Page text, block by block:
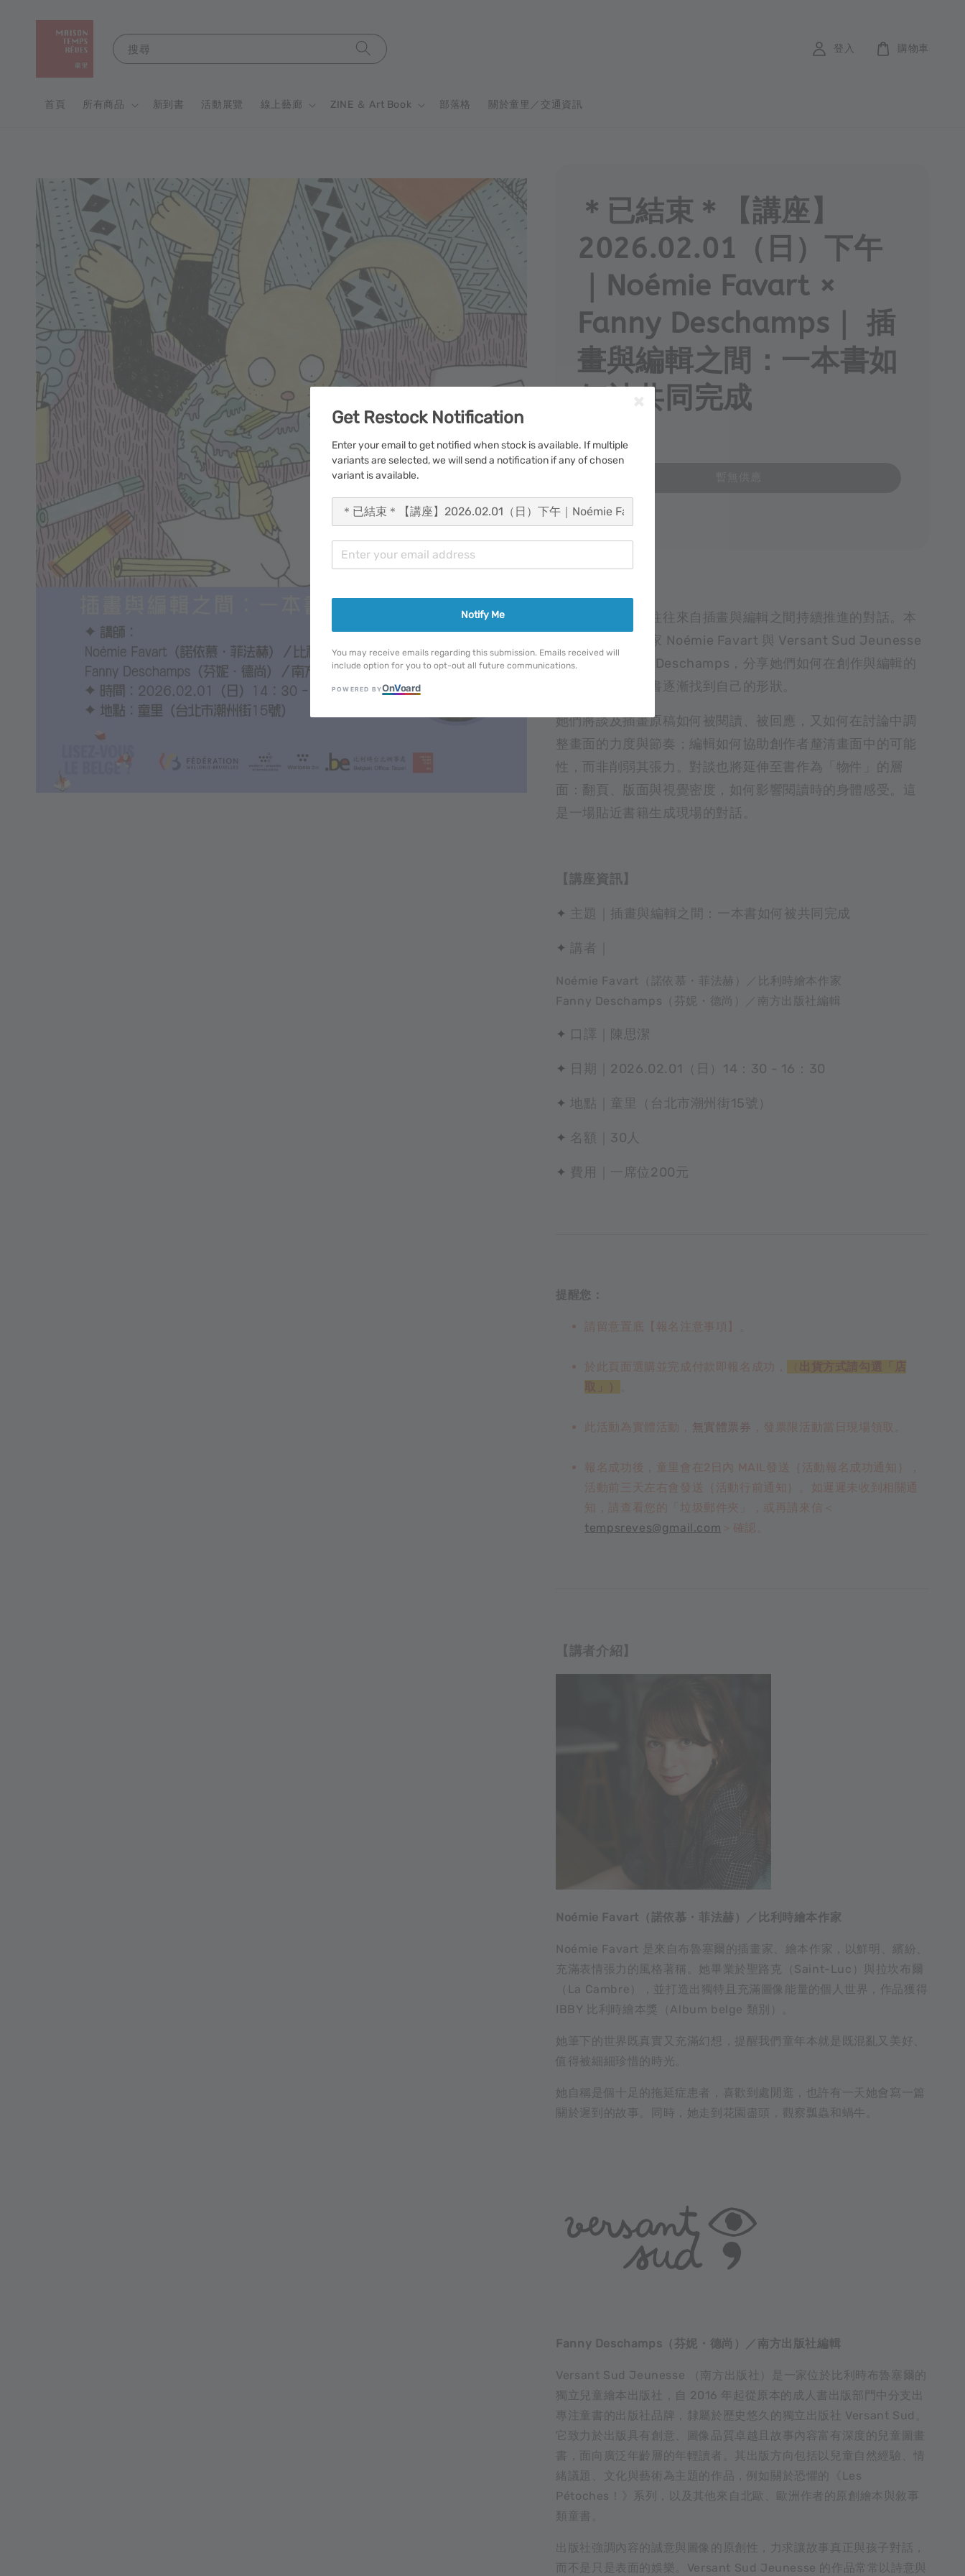
搜尋
首頁 所有商品 新到書 活動展覽 線上藝廊 ZINE ＆ Art Book 部落格 關於童里／交通資訊
登入 購物車
＊已結束＊【講座】
2026.02.01（日）下午
｜Noémie Favart ×
Fanny Deschamps｜ 插
畫與編輯之間：一本書如
何被共同完成
分享
一本書的完成，往往來自插畫與編輯之間持續推進的對話。本
場對談邀請插畫家 Noémie Favart 與 Versant Sud Jeunesse
童書編輯 Fanny Deschamps，分享她們如何在創作與編輯的
往返中，讓一本書逐漸找到自己的形狀。
她們將談及插畫原稿如何被閱讀、被回應，又如何在討論中調
整畫面的力度與節奏；編輯如何協助創作者釐清畫面中的可能
性，而非削弱其張力。對談也將延伸至書作為「物件」的層
面：翻頁、版面與視覺密度，如何影響閱讀時的身體感受。這
是一場貼近書籍生成現場的對話。
【講座資訊】
✦ 主題｜插畫與編輯之間：一本書如何被共同完成
✦ 講者｜
Noémie Favart（諾依慕・菲法赫）／比利時繪本作家
Fanny Deschamps（芬妮・德尚）／南方出版社編輯
✦ 口譯｜陳思潔
✦ 日期｜2026.02.01（日）14：30 - 16：30
✦ 地點｜童里（台北市潮州街15號）
✦ 名額｜30人
✦ 費用｜一席位200元
提醒您：
請留意置底【報名注意事項】。
於此頁面選購並完成付款即報名成功，
此活動為實體活動， 無實體票券 ，發票限活動當日現場領取。
報名成功後，童里會在2日內 MAIL發送｛活動報名成功通知｝，
活動前三天左右會發送｛活動行前通知｝。如遲遲未收到相關通
知，請查看您的「垃圾郵件夾」，或再請來信＜
tempsreves@gmail.com ＞確認。
【講者介紹】
Noémie Favart（諾依慕・菲法赫）／比利時繪本作家
Noémie Favart 是來自布魯塞爾的插畫家、繪本作家，以鮮明、繽紛、
充滿表情張力的風格著稱。她畢業於聖路克（Saint-Luc）與拉坎布爾
（La Cambre），並打造出獨特且充滿圖像能量的個人世界，作品獲得
IBBY 比利時繪本獎（Album belge 類別）。
她筆下的世界既真實又充滿幻想，提醒我們童年本就是既混亂又美好、
值得被細細珍惜的時光。
她自稱是個十足的拖延症患者，喜歡到處閒逛，也許有一天她會寫一篇
關於遲到的故事。同時，她走到花園盡頭，觀察瓢蟲和蝸牛。
Fanny Deschamps（芬妮・德尚）／南方出版社編輯
Versant Sud Jeunesse （南方出版社）是一家位於比利時布魯塞爾的
獨立兒童繪本出版社，自 2016 年起從原本的成人書出版部門中分支出
專注童書的出版社品牌，隸屬於歷史悠久的獨立出版社 Versant Sud。
它致力於出版具有創意、圖像品質卓越且故事內容富有深度的兒童圖畫
書，面向廣泛年齡層的年輕讀者。其出版方向包括以兒童自然經驗、情
緒議題、文化與藝術為主題的作品，例如關於恐懼的《Les
Pétoches！》系列，以及其他來自北歐、歐洲作者的原創繪本與敘事
類童書。
出版社強調內容的誠意與圖像的原創性，力求讓故事真正與孩子對話，
而不是只是表面的娛樂。Versant Sud Jeunesse 的作品常常以詩意與
Get Restock Notification
Enter your email to get notified when stock is available. If multiple
variants are selected, we will send a notification if any of chosen
variant is available.
Notify Me
You may receive emails regarding this submission. Emails received will
include option for you to opt-out all future communications.
POWERED BYOnVoard